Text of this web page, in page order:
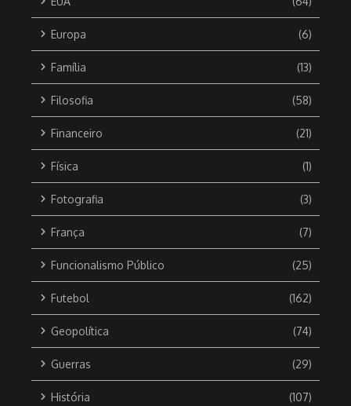
Europa (6)
Família (13)
Filosofia (58)
Financeiro (21)
Física (1)
Fotografia (3)
França (7)
Funcionalismo Público (25)
Futebol (162)
Geopolítica (74)
Guerras (29)
História (107)